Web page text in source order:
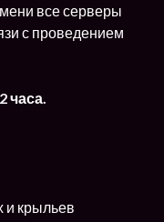
все серверы
с проведением
2 часа.
и крыльев